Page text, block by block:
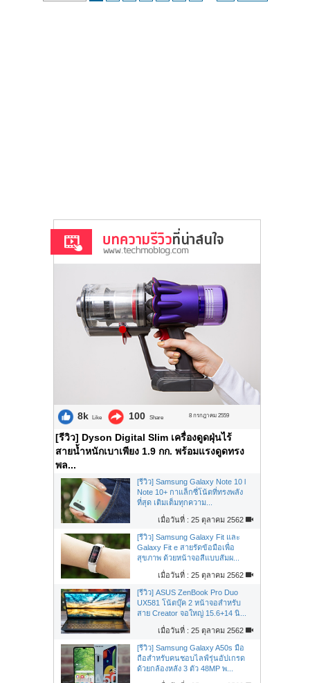
8k Like 100 Share 8 กรกฎาคม 2559
[รีวิว] Dyson Digital Slim เครื่องดูดฝุ่นไร้
สายน้ำหนักเบาเพียง 1.9 กก. พร้อมแรงดูดทรง
พล...
[รีวิว] Samsung Galaxy Note 10 l
Note 10+ กาแล็กซี่โน้ตที่ทรงพลัง
ที่สุด เติมเต็มทุกความ...
เมื่อวันที่ : 25 ตุลาคม 2562
[รีวิว] Samsung Galaxy Fit และ
Galaxy Fit e สายรัดข้อมือเพื่อ
สุขภาพ ด้วยหน้าจอสีแบบสัมผ...
เมื่อวันที่ : 25 ตุลาคม 2562
[รีวิว] ASUS ZenBook Pro Duo
UX581 โน้ตบุ๊ค 2 หน้าจอสำหรับ
สาย Creator จอใหญ่ 15.6+14 นิ...
เมื่อวันที่ : 25 ตุลาคม 2562
[รีวิว] Samsung Galaxy A50s มือ
ถือสำหรับคนชอบไลฟ์รุ่นอัปเกรด
ด้วยกล้องหลัง 3 ตัว 48MP พ...